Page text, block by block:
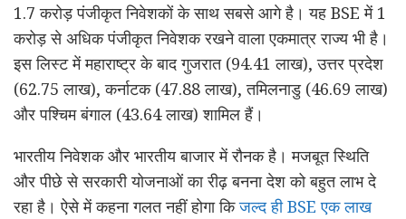
1.7 करोड़ पंजीकृत निवेशकों के साथ सबसे आगे है। यह BSE में 1
करोड़ से अधिक पंजीकृत निवेशक रखने वाला एकमात्र राज्य भी है।
इस लिस्ट में महाराष्ट्र के बाद गुजरात (94.41 लाख), उत्तर प्रदेश
(62.75 लाख), कर्नाटक (47.88 लाख), तमिलनाडु (46.69 लाख)
और पश्चिम बंगाल (43.64 लाख) शामिल हैं।
भारतीय निवेशक और भारतीय बाजार में रौनक है। मजबूत स्थिति
और पीछे से सरकारी योजनाओं का रीढ़ बनना देश को बहुत लाभ दे
रहा है। ऐसे में कहना गलत नहीं होगा किजल्द ही BSE एक लाख